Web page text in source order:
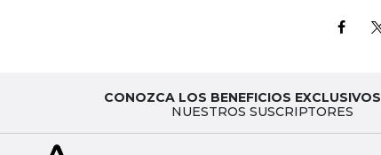
CONOZCA LOS BENEFICIOS
NUESTROS SUSCRIPTORES